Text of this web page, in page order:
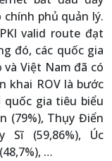
phủ quản lý.
valid route đạt
đó, các quốc gia
và Việt Nam đã có
khai ROV là bước
gia tiêu biểu
(79%), Thụy Điển
Sĩ (59,86%), Úc
…